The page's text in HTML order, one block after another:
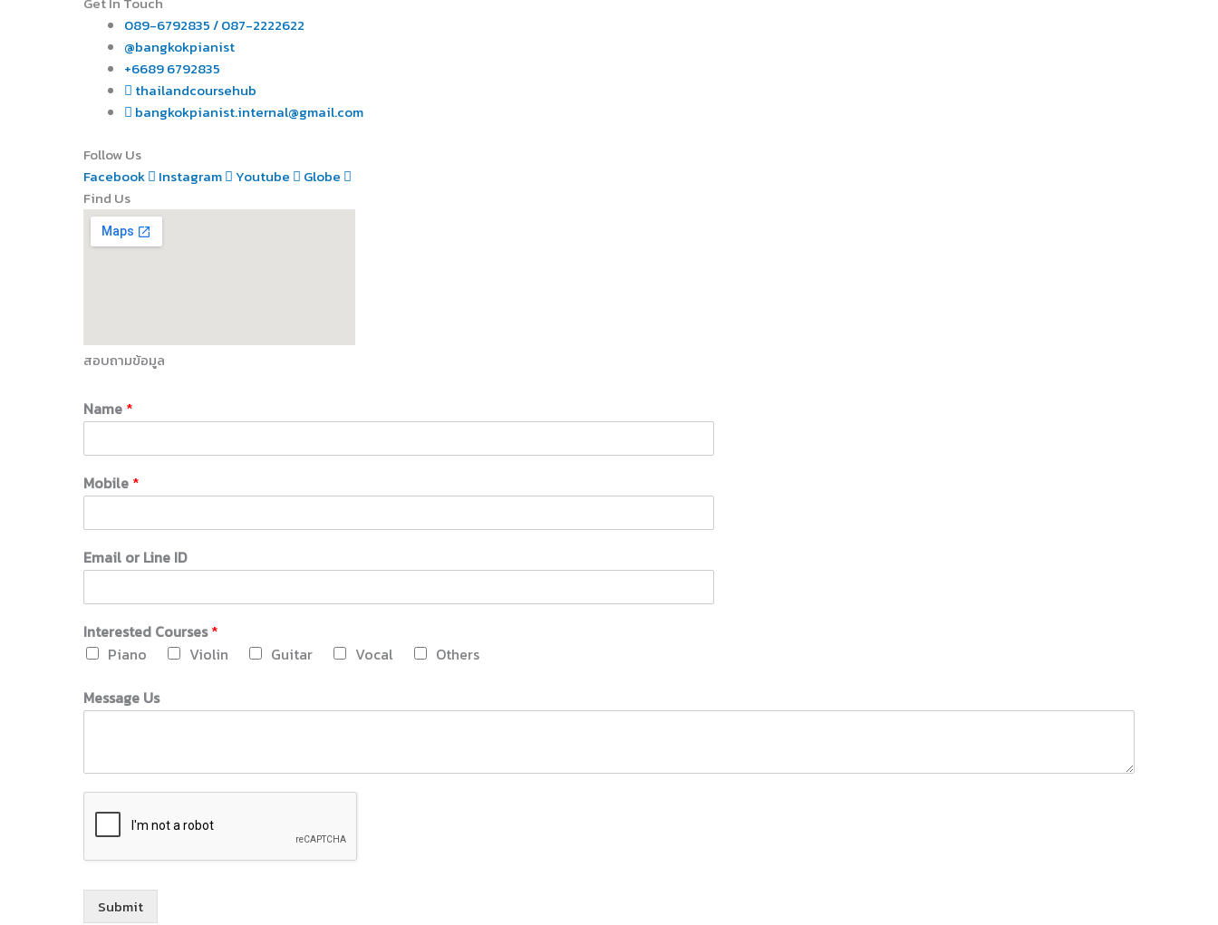
089-6792835 / 087-2222622
@bangkokpianist
+6689 6792835
thailandcoursehub
bangkokpianist.internal@gmail.com
Follow Us
Facebook
Instagram Youtube
Globe
Find Us
สอบถามข้อมูล
Name *
Mobile *
Email or Line ID
Interested Courses*
Piano
Violin Guitar Vocal
Others
Message Us
Submit